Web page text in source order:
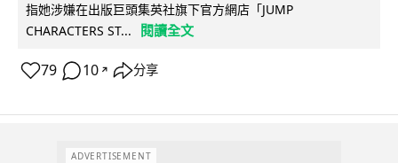
指她涉嫌在出版巨頭集英社旗下官方網店「JUMP
CHARACTERS ST...
閱讀全文
79 10 ↗ 分享
ADVERTISEMENT